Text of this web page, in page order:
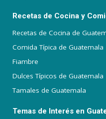
Recetas de Cocina y
Recetas de Cocina de
Comida Típica de Guatemala
Fiambre
Dulces Típicos de Guatemala
Tamales de Guatemala
Temas de Interés en